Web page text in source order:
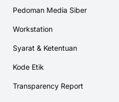
Pedoman Media Siber
Workstation
Syarat & Ketentuan
Kode Etik
Transparency Report